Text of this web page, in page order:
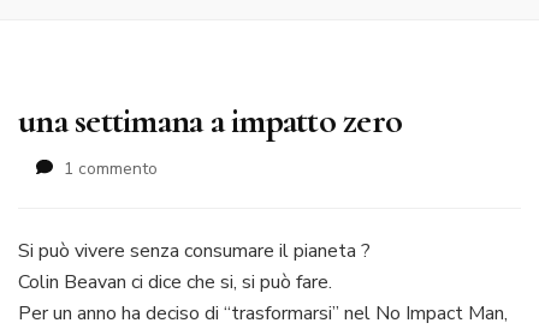
una settimana a impatto zero
1 commento
a
zero
Si può vivere senza consumare il pianeta ?
Colin Beavan ci dice che si, si può fare.
Per un anno ha deciso di “trasformarsi” nel No Impact Man,